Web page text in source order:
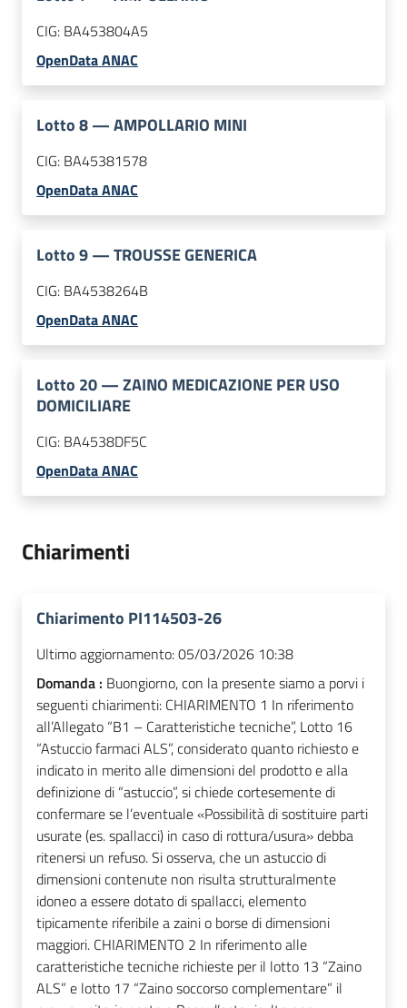
CIG: BA453804A5
OpenData ANAC
Lotto8—AMPOLLARIO MINI
CIG: BA45381578
OpenData ANAC
Lotto9—TROUSSE GENERICA
CIG: BA4538264B
OpenData ANAC
Lotto 20—ZAINO MEDICAZIONE PER USO
DOMICILIARE
CIG: BA4538DF5C
OpenData ANAC
Chiarimenti
Chiarimento PI114503-26
Ultimo aggiornamento:05/03/2026 10:38
Domanda : Buongiorno, con la presente siamo a porvi i
seguenti chiarimenti: CHIARIMENTO 1 In riferimento
all’Allegato “B1 – Caratteristiche tecniche”, Lotto 16
“Astuccio farmaci ALS”, considerato quanto richiesto e
indicato in merito alle dimensioni del prodotto e alla
definizione di “astuccio”, si chiede cortesemente di
confermare se l’eventuale «Possibilità di sostituire parti
usurate (es. spallacci) in caso di rottura/usura» debba
ritenersi un refuso. Si osserva, che un astuccio di
dimensioni contenute non risulta strutturalmente
idoneo a essere dotato di spallacci, elemento
tipicamente riferibile a zaini o borse di dimensioni
maggiori. CHIARIMENTO 2 In riferimento alle
caratteristiche tecniche richieste per il lotto 13 “Zaino
ALS” e lotto 17 “Zaino soccorso complementare” il